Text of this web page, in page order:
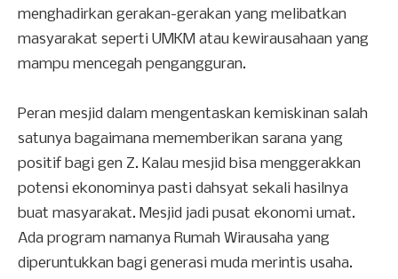
menghadirkan gerakan-gerakan yang melibatkan
masyarakat seperti UMKM atau kewirausahaan yang
mampu mencegah pengangguran.
Peran mesjid dalam mengentaskan kemiskinan salah
satunya bagaimana mememberikan sarana yang
positif bagi gen Z. Kalau mesjid bisa menggerakkan
potensi ekonominya pasti dahsyat sekali hasilnya
buat masyarakat. Mesjid jadi pusat ekonomi umat.
Ada program namanya Rumah Wirausaha yang
diperuntukkan bagi generasi muda merintis usaha.